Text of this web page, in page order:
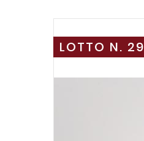
LOTTO N. 29